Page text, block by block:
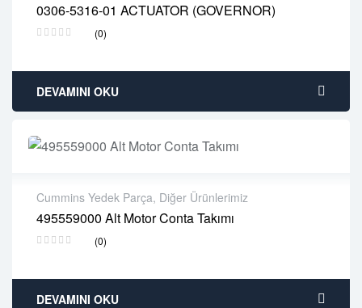
0306-5316-01 ACTUATOR (GOVERNOR)
(0)
2 years warranty
Delivery time: 1-2 business days
DEVAMINI OKU
Cummins Yedek Parça, Diğer Ürünlerimiz
495559000 Alt Motor Conta Takımı
(0)
2 years warranty
Delivery time: 1-2 business days
DEVAMINI OKU